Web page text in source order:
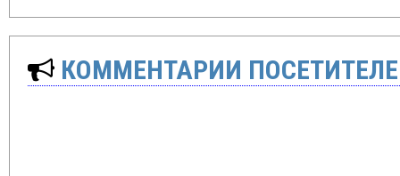
КОММЕНТАРИИ